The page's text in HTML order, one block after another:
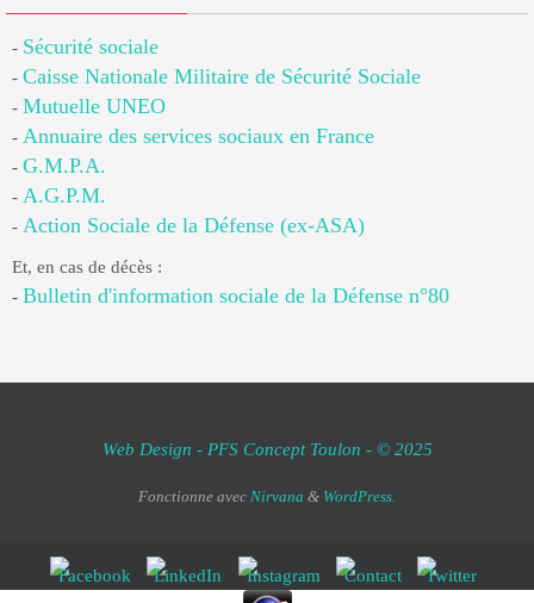
- Sécurité sociale
- Caisse Nationale Militaire de Sécurité Sociale
- Mutuelle UNEO
- Annuaire des services sociaux en France
- G.M.P.A.
- A.G.P.M.
- Action Sociale de la Défense (ex-ASA)
Et, en cas de décès :
- Bulletin d'information sociale de la Défense n°80
Web Design - PFS Concept Toulon - © 2025
Fonctionne avec Nirvana & WordPress.